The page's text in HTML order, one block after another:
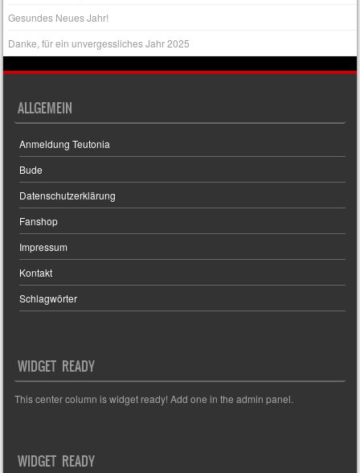
Gesundes Neues Jahr!
Danke, für ein unvergessliches Jahr 2025
ALLGEMEIN
Anmeldung Teutonia
Bude
Datenschutzerklärung
Fanshop
Impressum
Kontakt
Schlagwörter
WIDGET READY
This center column is widget ready! Add one in the admin panel.
WIDGET READY